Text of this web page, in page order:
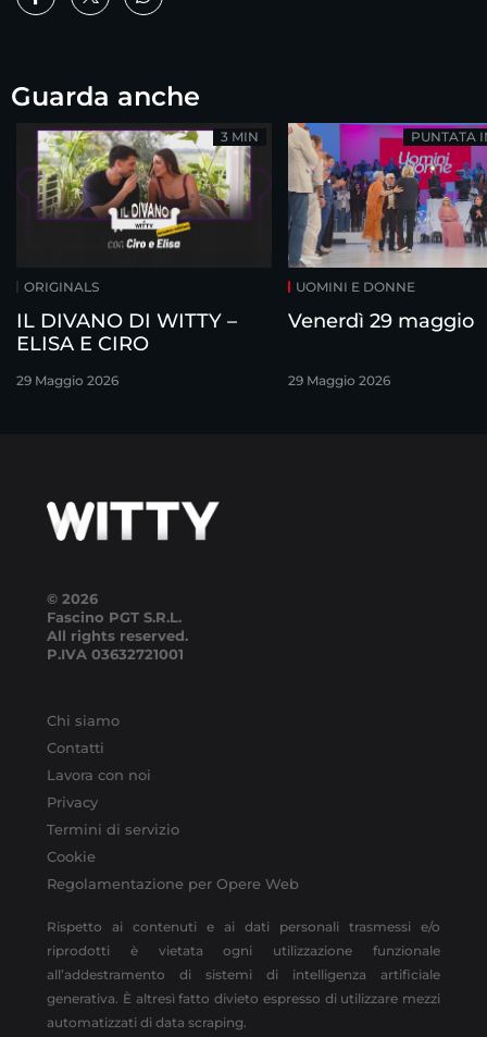
Guarda anche
ORIGINALS
IL DIVANO DI WITTY –
ELISA E CIRO
29 Maggio 2026
3 MIN
UOMINI E DONNE
Venerdì 29 maggio
29 Maggio 2026
PUNTATA
© 2026
Fascino PGT S.R.L.
All rights reserved.
P.IVA 03632721001
Chi siamo
Contatti
Lavora con noi
Privacy
Termini di servizio
Cookie
Regolamentazione per Opere Web
Rispetto ai contenuti e ai dati personali trasmessi e/o
riprodotti è vietata ogni utilizzazione funzionale
all’addestramento di sistemi di intelligenza artificiale
generativa. È altresì fatto divieto espresso di utilizzare mezzi
automatizzati di data scraping.